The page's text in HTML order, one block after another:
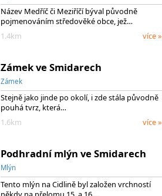
Název Medříč či Meziříčí býval původně
pojmenováním středověké obce, jež…
1.4km
více »
Zámek ve Smidarech
Zámek
Stejně jako jinde po okolí, i zde stála původně
pouhá tvrz, která…
1.6km
více »
Podhradní mlýn ve Smidarech
Mlýn
Tento mlýn na Cidlině byl založen vrchností